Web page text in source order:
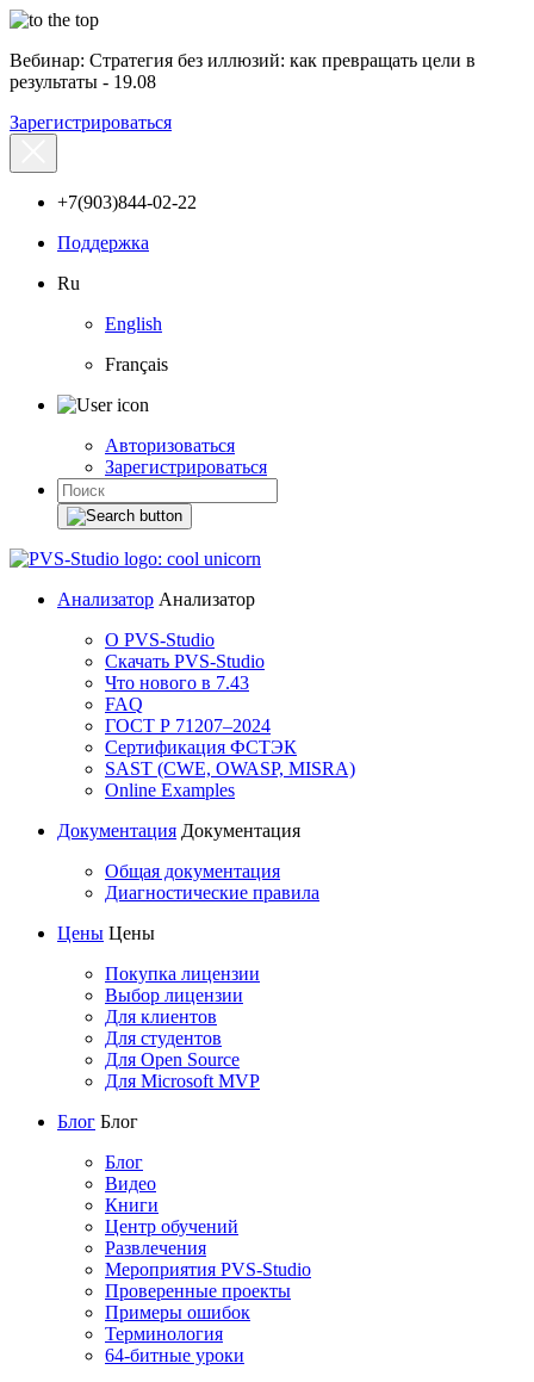
Вебинар: Стратегия без иллюзий: как превращать цели в
результаты - 19.08
Зарегистрироваться
+7(903)844-02-22
Поддержка
Ru
English
Français
Авторизоваться
Зарегистрироваться
Анализатор Анализатор
О PVS-Studio
Скачать PVS-Studio
Что нового в 7.43
FAQ
ГОСТ Р 71207–2024
Сертификация ФСТЭК
SAST (CWE, OWASP, MISRA)
Online Examples
Документация Документация
Общая документация
Диагностические правила
Цены Цены
Покупка лицензии
Выбор лицензии
Для клиентов
Для студентов
Для Open Source
Для Microsoft MVP
Блог Блог
Блог
Видео
Книги
Центр обучений
Развлечения
Мероприятия PVS-Studio
Проверенные проекты
Примеры ошибок
Терминология
64-битные уроки